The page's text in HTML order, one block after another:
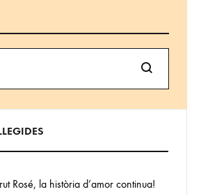
Cercar
Rosé, la història d’amor continua!